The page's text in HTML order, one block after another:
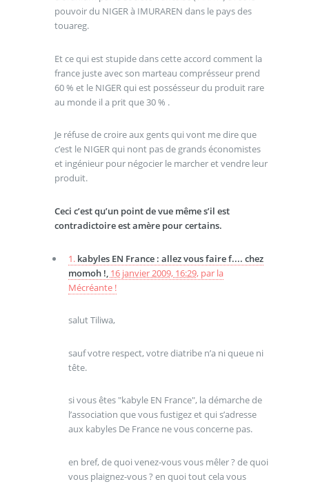
pouvoir du NIGER à IMURAREN dans le pays des
touareg.
Et ce qui est stupide dans cette accord comment la
france juste avec son marteau comprésseur prend
60 % et le NIGER qui est possésseur du produit rare
au monde il a prit que 30 % .
Je réfuse de croire aux gents qui vont me dire que
c’est le NIGER qui nont pas de grands économistes
et ingénieur pour négocier le marcher et vendre leur
produit.
Ceci c’est qu’un point de vue même s’il est
contradictoire est amère pour certains.
1. kabyles EN France : allez vous faire f.... chez
momoh !, 16 janvier 2009, 16:29, par la
Mécréante !
salut Tiliwa,
sauf votre respect, votre diatribe n’a ni queue ni
tête.
si vous êtes "kabyle EN France", la démarche de
l’association que vous fustigez et qui s’adresse
aux kabyles De France ne vous concerne pas.
en bref, de quoi venez-vous vous mêler ? de quoi
vous plaignez-vous ? en quoi tout cela vous